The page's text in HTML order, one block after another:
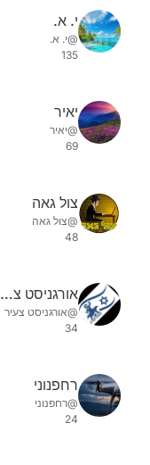
י. א.
@י. א.
135
יאיר
@יאיר
69
צול גאה
@צול גאה
48
אורגניסט צעיר
@אורגניסט צעיר
34
רחפנוני
@רחפנוני
24